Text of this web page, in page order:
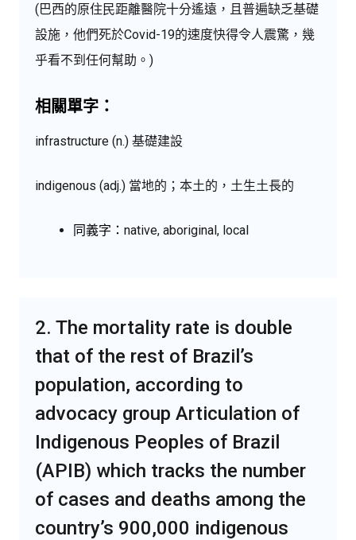
(巴西的原住民距離醫院十分遙遠，且普遍缺乏基礎
設施，他們死於Covid-19的速度快得令人震驚，幾
乎看不到任何幫助。)
相關單字：
infrastructure (n.) 基礎建設
indigenous (adj.) 當地的；本土的，土生土長的
同義字： native, aboriginal, local
2. The mortality rate is double
that of the rest of Brazil’s
population, according to
advocacy group Articulation of
Indigenous Peoples of Brazil
(APIB) which tracks the number
of cases and deaths among the
country’s 900,000 indigenous